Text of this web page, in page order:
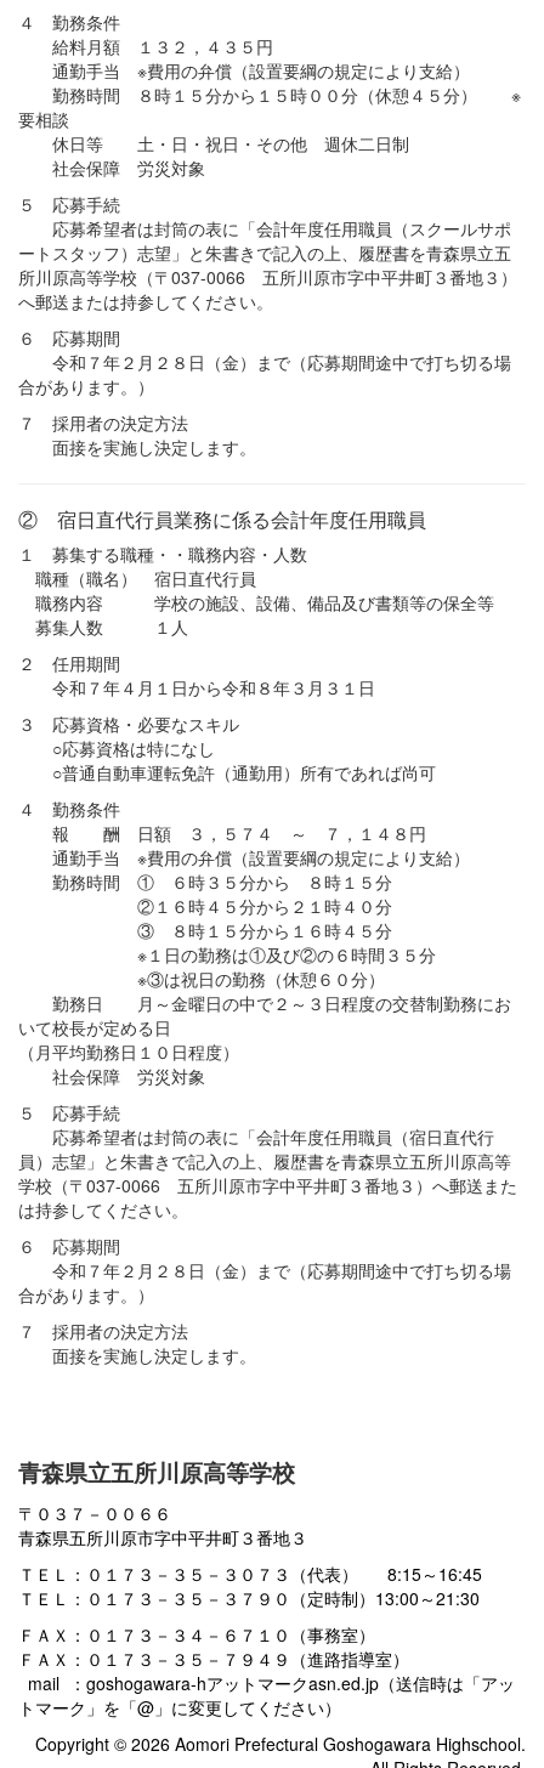
４ 勤務条件
給料月額 １３２，４３５円
通勤手当 ※費用の弁償（設置要綱の規定により支給）
勤務時間 ８時１５分から１５時００分（休憩４５分） ※
要相談
休日等 土・日・祝日・その他 週休二日制
社会保障 労災対象
５ 応募手続
応募希望者は封筒の表に「会計年度任用職員（スクールサポ
ートスタッフ）志望」と朱書きで記入の上、履歴書を青森県立五
所川原高等学校（〒037-0066 五所川原市字中平井町３番地３）
へ郵送または持参してください。
６ 応募期間
令和７年２月２８日（金）まで（応募期間途中で打ち切る場
合があります。）
７ 採用者の決定方法
面接を実施し決定します。
② 宿日直代行員業務に係る会計年度任用職員
１ 募集する職種・・職務内容・人数
職種（職名） 宿日直代行員
職務内容 学校の施設、設備、備品及び書類等の保全等
募集人数 １人
２ 任用期間
令和７年４月１日から令和８年３月３１日
３ 応募資格・必要なスキル
○応募資格は特になし
○普通自動車運転免許（通勤用）所有であれば尚可
４ 勤務条件
報 酬 日額 ３，５７４ ～ ７，１４８円
通勤手当 ※費用の弁償（設置要綱の規定により支給）
勤務時間 ① ６時３５分から ８時１５分
②１６時４５分から２１時４０分
③ ８時１５分から１６時４５分
※１日の勤務は①及び②の６時間３５分
※③は祝日の勤務（休憩６０分）
勤務日 月～金曜日の中で２～３日程度の交替制勤務にお
いて校長が定める日
（月平均勤務日１０日程度）
社会保障 労災対象
５ 応募手続
応募希望者は封筒の表に「会計年度任用職員（宿日直代行
員）志望」と朱書きで記入の上、履歴書を青森県立五所川原高等
学校（〒037-0066 五所川原市字中平井町３番地３）へ郵送また
は持参してください。
６ 応募期間
令和７年２月２８日（金）まで（応募期間途中で打ち切る場
合があります。）
７ 採用者の決定方法
面接を実施し決定します。
青森県立五所川原高等学校
〒０３７－００６６
青森県五所川原市字中平井町３番地３
ＴＥＬ：０１７３－３５－３０７３（代表） 8:15～16:45
ＴＥＬ：０１７３－３５－３７９０（定時制）13:00～21:30
ＦＡＸ：０１７３－３４－６７１０（事務室）
ＦＡＸ：０１７３－３５－７９４９（進路指導室）
mail ：goshogawara-hアットマークasn.ed.jp（送信時は「アッ
トマーク」を「@」に変更してください）
Copyright © 2026 Aomori Prefectural Goshogawara Highschool.